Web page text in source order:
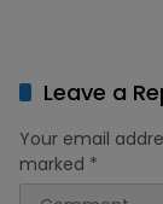
Leave a
Your email
marked *